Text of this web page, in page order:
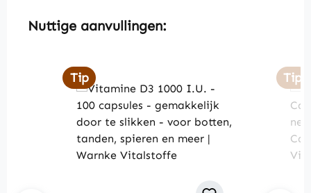
Skip product gallery
Nuttige aanvullingen:
Tip Tip